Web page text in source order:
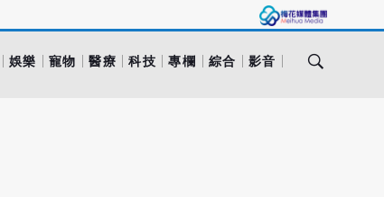
娛樂 寵物 醫療 科技 專欄 綜合 影音